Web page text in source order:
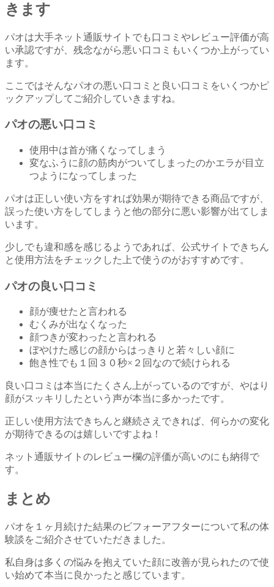
きます
パオは大手ネット通販サイトでも口コミやレビュー評価が高
い承認ですが、残念ながら悪い口コミもいくつか上がってい
ます。
ここではそんなパオの悪い口コミと良い口コミをいくつかピ
ックアップしてご紹介していきますね。
パオの悪い口コミ
使用中は首が痛くなってしまう
変なふうに顔の筋肉がついてしまったのかエラが目立
つようになってしまった
パオは正しい使い方をすれば効果が期待できる商品ですが、
誤った使い方をしてしまうと他の部分に悪い影響が出てしま
います。
少しでも違和感を感じるようであれば、公式サイトできちん
と使用方法をチェックした上で使うのがおすすめです。
パオの良い口コミ
顔が痩せたと言われる
むくみが出なくなった
顔つきが変わったと言われる
ぼやけた感じの顔からはっきりと若々しい顔に
飽き性でも１回３０秒×２回なので続けられる
良い口コミは本当にたくさん上がっているのですが、やはり
顔がスッキリしたという声が本当に多かったです。
正しい使用方法できちんと継続さえできれば、何らかの変化
が期待できるのは嬉しいですよね！
ネット通販サイトのレビュー欄の評価が高いのにも納得で
す。
まとめ
パオを１ヶ月続けた結果のビフォーアフターについて私の体
験談をご紹介させていただきました。
私自身は多くの悩みを抱えていた顔に改善が見られたので使
い始めて本当に良かったと感じています。